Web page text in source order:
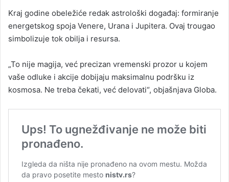
Kraj godine obeležiće redak astrološki događaj: formiranje
energetskog spoja Venere, Urana i Jupitera. Ovaj trougao
simbolizuje tok obilja i resursa.
„To nije magija, već precizan vremenski prozor u kojem
vaše odluke i akcije dobijaju maksimalnu podršku iz
kosmosa. Ne treba čekati, već delovati“, objašnjava Globa.